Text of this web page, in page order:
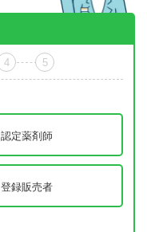
4 5
認定薬剤師
登録販売者